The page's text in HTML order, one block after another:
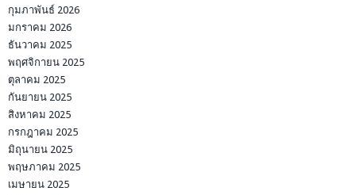
กุมภาพันธ์ 2026
มกราคม 2026
ธันวาคม 2025
พฤศจิกายน 2025
ตุลาคม 2025
กันยายน 2025
สิงหาคม 2025
กรกฎาคม 2025
มิถุนายน 2025
พฤษภาคม 2025
เมษายน 2025